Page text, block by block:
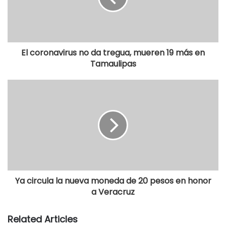
El coronavirus no da tregua, mueren 19 más en
Tamaulipas
Ya circula la nueva moneda de 20 pesos en honor
a Veracruz
Related Articles